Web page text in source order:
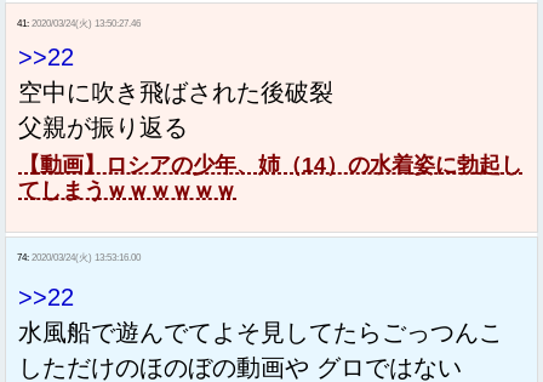
41: 2020/03/24(火) 13:50:27.46
>>22
空中に吹き飛ばされた後破裂
父親が振り返る
【動画】ロシアの少年、姉（14）の水着姿に勃起し
てしまうｗｗｗｗｗｗ
74: 2020/03/24(火) 13:53:16.00
>>22
水風船で遊んでてよそ見してたらごっつんこ
しただけのほのぼの動画や グロではない